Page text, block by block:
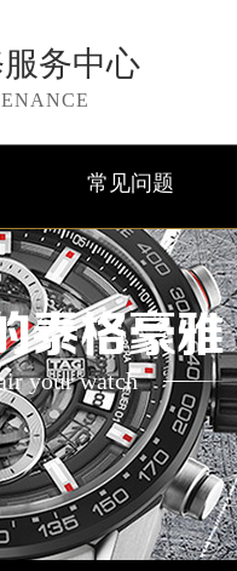
务中心
常见问题
泰格豪雅
your watch